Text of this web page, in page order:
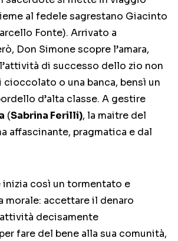
al fedele sagrestano Giacinto
Fonte). Arrivato a
Don Simone scopre l’amara,
di successo dello zio non
cioccolato o una banca, bensì un
d’alta classe. A gestire
(Sabrina Ferilli), la maitre del
affascinante, pragmatica e dal
inizia così un tormentato e
morale: accettare il denaro
decisamente
fare del bene alla sua comunità,